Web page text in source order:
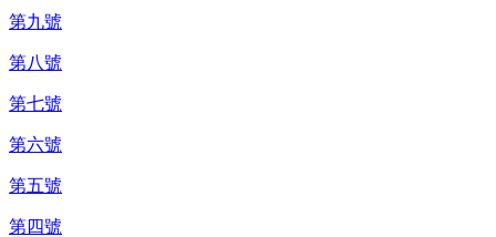
第九號
第八號
第七號
第六號
第五號
第四號